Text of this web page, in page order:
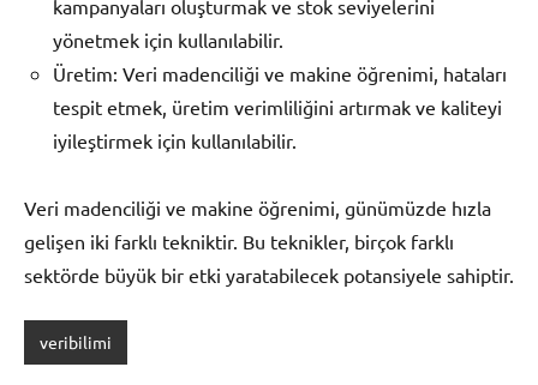
kampanyaları oluşturmak ve stok seviyelerini
yönetmek için kullanılabilir.
Üretim: Veri madenciliği ve makine öğrenimi, hataları
tespit etmek, üretim verimliliğini artırmak ve kaliteyi
iyileştirmek için kullanılabilir.
Veri madenciliği ve makine öğrenimi, günümüzde hızla
gelişen iki farklı tekniktir. Bu teknikler, birçok farklı
sektörde büyük bir etki yaratabilecek potansiyele sahiptir.
veribilimi